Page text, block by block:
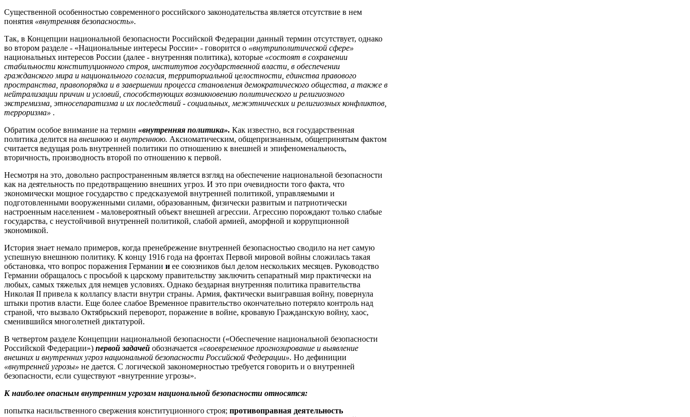
Существенной особенностью современного российского законодательства является отсутствие в нем
понятия «внутренняя безопасность».
Так, в Концепции национальной безопасности Российской Федерации данный термин отсутствует, однако
во втором разделе - «Национальные интересы России» - говорится о «внутриполитической сфере»
национальных интересов России (далее - внутренняя политика), которые «состоят в сохранении
стабильности конституционного строя, институтов государственной власти, в обеспечении
гражданского мира и национального согласия, территориальной целостности, единства правового
пространства, правопорядка и в завершении процесса становления демократического общества, а также в
нейтрализации причин и условий, способствующих возникновению политического и религиозного
экстремизма, этносепаратизма и их последствий - социальных, межэтнических и религиозных конфликтов,
терроризма» .
Обратим особое внимание на термин «внутренняя политика». Как известно, вся государственная
политика делится на внешнюю и внутреннюю. Аксиоматическим, общепризнанным, общепринятым фактом
считается ведущая роль внутренней политики по отношению к внешней и эпифеноменальность,
вторичность, производность второй по отношению к первой.
Несмотря на это, довольно распространенным является взгляд на обеспечение национальной безопасности
как на деятельность по предотвращению внешних угроз. И это при очевидности того факта, что
экономически мощное государство с предсказуемой внутренней политикой, управляемыми и
подготовленными вооруженными силами, образованным, физически развитым и патриотически
настроенным населением - маловероятный объект внешней агрессии. Агрессию порождают только слабые
государства, с неустойчивой внутренней политикой, слабой армией, аморфной и коррупционной
экономикой.
История знает немало примеров, когда пренебрежение внутренней безопасностью сводило на нет самую
успешную внешнюю политику. К концу 1916 года на фронтах Первой мировой войны сложилась такая
обстановка, что вопрос поражения Германии и ее союзников был делом нескольких месяцев. Руководство
Германии обращалось с просьбой к царскому правительству заключить сепаратный мир практически на
любых, самых тяжелых для немцев условиях. Однако бездарная внутренняя политика правительства
Николая II привела к коллапсу власти внутри страны. Армия, фактически выигравшая войну, повернула
штыки против власти. Еще более слабое Временное правительство окончательно потеряло контроль над
страной, что вызвало Октябрьский переворот, поражение в войне, кровавую Гражданскую войну, хаос,
сменившийся многолетней диктатурой.
В четвертом разделе Концепции национальной безопасности («Обеспечение национальной безопасности
Российской Федерации») первой задачей обозначается «своевременное прогнозирование и выявление
внешних и внутренних угроз национальной безопасности Российской Федерации». Но дефиниции
«внутренней угрозы» не дается. С логической закономерностью требуется говорить и о внутренней
безопасности, если существуют «внутренние угрозы».
К наиболее опасным внутренним угрозам национальной безопасности относятся:
попытка насильственного свержения конституционного строя; противоправная деятельность